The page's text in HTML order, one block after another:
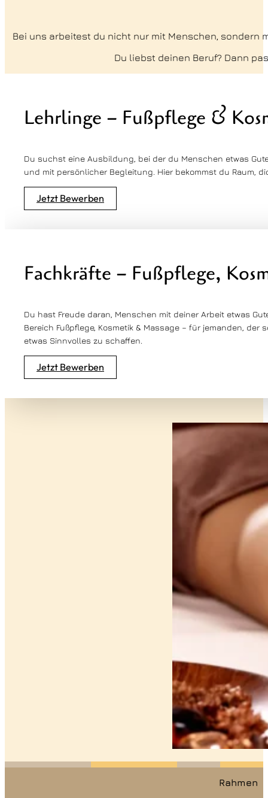
Bei uns arbeitest du nicht nur mit Menschen,
Du liebst deinen Beruf? Dann
Lehrlinge – Fußpflege &
Du suchst eine Ausbildung, bei der du Menschen etwas
und mit persönlicher Begleitung. Hier bekommst du Raum,
Jetzt Bewerben
Fachkräfte – Fußpflege,
Du hast Freude daran, Menschen mit deiner Arbeit etwas
Bereich Fußpflege, Kosmetik & Massage – für jemanden,
etwas Sinnvolles zu schaffen.
Jetzt Bewerben
Rahmen